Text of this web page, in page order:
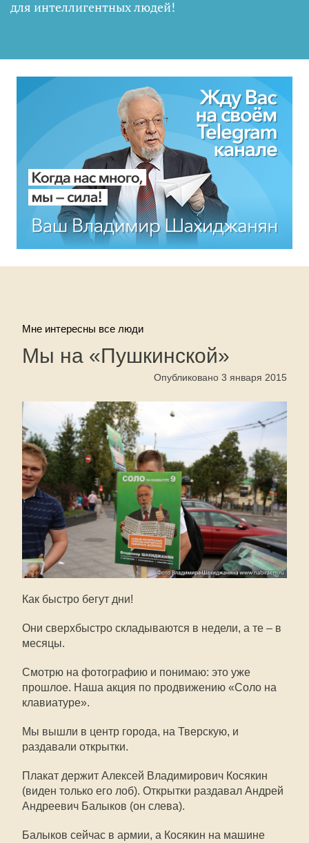
для интеллигентных людей!
Мне интересны все люди
Мы на «Пушкинской»
Опубликовано 3 января 2015
Как быстро бегут дни!
Они сверхбыстро складываются в недели, а те – в
месяцы.
Смотрю на фотографию и понимаю: это уже
прошлое. Наша акция по продвижению «Соло на
клавиатуре».
Мы вышли в центр города, на Тверскую, и
раздавали открытки.
Плакат держит Алексей Владимирович Косякин
(виден только его лоб). Открытки раздавал Андрей
Андреевич Балыков (он слева).
Балыков сейчас в армии, а Косякин на машине